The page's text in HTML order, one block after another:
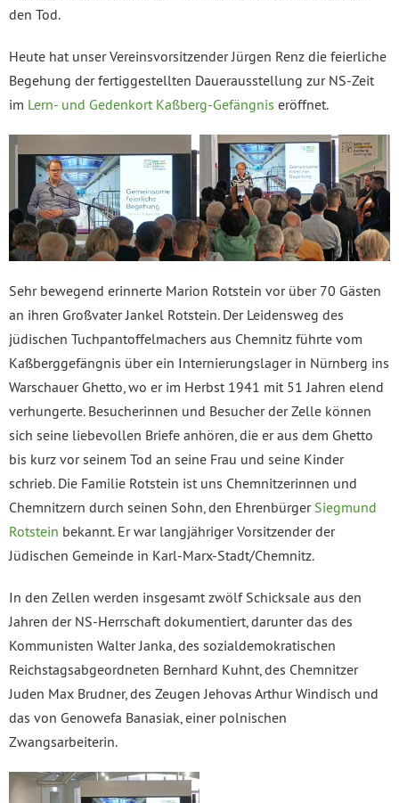
den Tod.
Heute hat unser Vereinsvorsitzender Jürgen Renz die feierliche
Begehung der fertiggestellten Dauerausstellung zur NS-Zeit
im Lern- und Gedenkort Kaßberg-Gefängnis eröffnet.
Sehr bewegend erinnerte Marion Rotstein vor über 70 Gästen
an ihren Großvater Jankel Rotstein. Der Leidensweg des
jüdischen Tuchpantoffelmachers aus Chemnitz führte vom
Kaßberggefängnis über ein Internierungslager in Nürnberg ins
Warschauer Ghetto, wo er im Herbst 1941 mit 51 Jahren elend
verhungerte. Besucherinnen und Besucher der Zelle können
sich seine liebevollen Briefe anhören, die er aus dem Ghetto
bis kurz vor seinem Tod an seine Frau und seine Kinder
schrieb. Die Familie Rotstein ist uns Chemnitzerinnen und
Chemnitzern durch seinen Sohn, den Ehrenbürger Siegmund
Rotstein bekannt. Er war langjähriger Vorsitzender der
Jüdischen Gemeinde in Karl-Marx-Stadt/Chemnitz.
In den Zellen werden insgesamt zwölf Schicksale aus den
Jahren der NS-Herrschaft dokumentiert, darunter das des
Kommunisten Walter Janka, des sozialdemokratischen
Reichstagsabgeordneten Bernhard Kuhnt, des Chemnitzer
Juden Max Brudner, des Zeugen Jehovas Arthur Windisch und
das von Genowefa Banasiak, einer polnischen
Zwangsarbeiterin.